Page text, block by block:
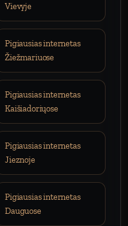
Vievyje
Pigiausias internetas
Žiežmariuose
Pigiausias internetas
Kaišiadoriųose
Pigiausias internetas
Jieznoje
Pigiausias internetas
Dauguose